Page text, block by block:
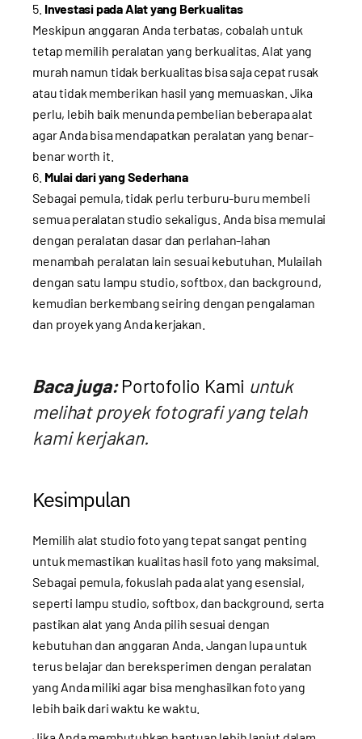
Investasi pada Alat yang Berkualitas
Meskipun anggaran Anda terbatas, cobalah untuk
tetap memilih peralatan yang berkualitas. Alat yang
murah namun tidak berkualitas bisa saja cepat rusak
atau tidak memberikan hasil yang memuaskan. Jika
perlu, lebih baik menunda pembelian beberapa alat
agar Anda bisa mendapatkan peralatan yang benar-
benar worth it.
Mulai dari yang Sederhana
Sebagai pemula, tidak perlu terburu-buru membeli
semua peralatan studio sekaligus. Anda bisa memulai
dengan peralatan dasar dan perlahan-lahan
menambah peralatan lain sesuai kebutuhan. Mulailah
dengan satu lampu studio, softbox, dan background,
kemudian berkembang seiring dengan pengalaman
dan proyek yang Anda kerjakan.
Baca juga: Portofolio Kami untuk
melihat proyek fotografi yang telah
kami kerjakan.
Kesimpulan
Memilih alat studio foto yang tepat sangat penting
untuk memastikan kualitas hasil foto yang maksimal.
Sebagai pemula, fokuslah pada alat yang esensial,
seperti lampu studio, softbox, dan background, serta
pastikan alat yang Anda pilih sesuai dengan
kebutuhan dan anggaran Anda. Jangan lupa untuk
terus belajar dan bereksperimen dengan peralatan
yang Anda miliki agar bisa menghasilkan foto yang
lebih baik dari waktu ke waktu.